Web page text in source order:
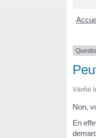
Vérifié
Non,
En